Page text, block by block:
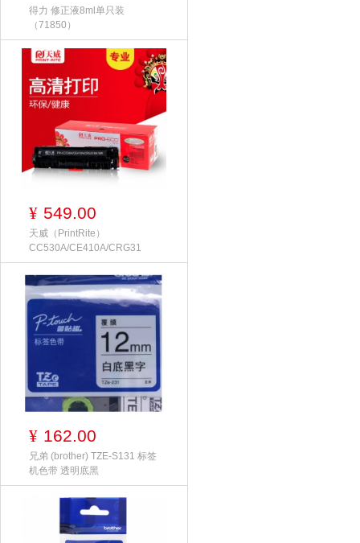
得力 修正液8ml单只装
（71850）
¥ 549.00
天威（PrintRite）
CC530A/CE410A/CRG31
¥ 162.00
兄弟 (brother) TZE-S131 标签
机色带 透明底黑